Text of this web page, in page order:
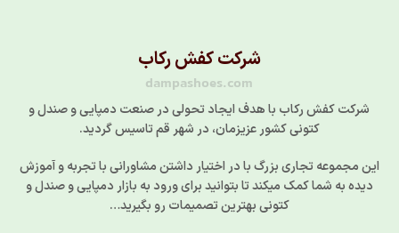
شرکت کفش رکاب
dampashoes.com
شرکت کفش رکاب با هدف ایجاد تحولی در صنعت دمپایی و صندل و
کتونی کشور عزیزمان، در شهر قم تاسیس گردید.
این مجموعه تجاری بزرگ با در اختیار داشتن مشاورانی با تجربه و آموزش
دیده به شما کمک میکند تا بتوانید برای ورود به بازار دمپایی و صندل و
کتونی بهترین تصمیمات رو بگیرید…